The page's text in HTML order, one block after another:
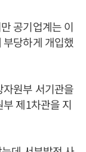
공기업계는 이
당하게 개입했
원부 서기관을
제1차관을 지